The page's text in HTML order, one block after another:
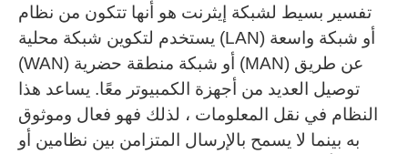
تفسير بسيط لشبكة إيثرنت هو أنها تتكون من نظام
يستخدم لتكوين شبكة محلية (LAN) أو شبكة واسعة
(WAN) أو شبكة منطقة حضرية (MAN) عن طريق
توصيل العديد من أجهزة الكمبيوتر معًا. يساعد هذا
النظام في نقل المعلومات ، لذلك فهو فعال وموثوق
به بينما لا يسمح بالإرسال المتزامن بين نظامين أو